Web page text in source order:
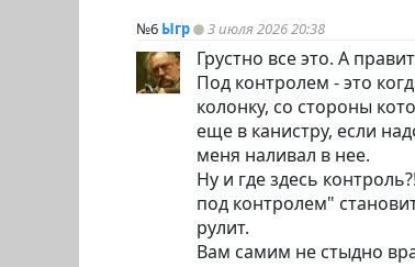
№6 Ыгр 3 июля 2026 20:38
Грустно все это. А
Под контролем - это
колонку, со стороны
еще в канистру, если
меня наливал в нее.
Ну и где здесь
под контролем"
рулит.
Вам самим не стыдно